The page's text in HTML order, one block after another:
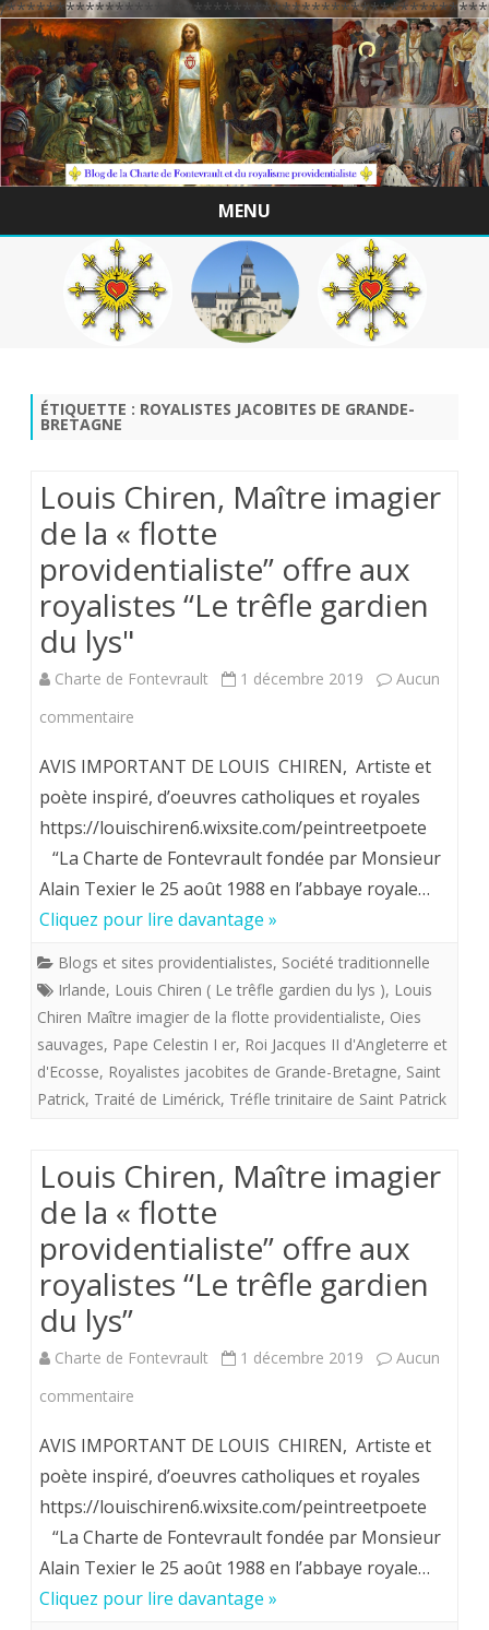
/
MENU
Skip
to
content
ÉTIQUETTE : ROYALISTES JACOBITES DE GRANDE-
BRETAGNE
Louis Chiren, Maître imagier
de la « flotte
providentialiste” offre aux
royalistes “Le trêfle gardien
du lys"
Charte de Fontevrault 1 décembre 2019
Aucun
commentaire
Chiren,
Maître
imagier
«
flotte
offre
royalistes
“Le
trêfle
gardien
lys"
AVIS IMPORTANT DE LOUIS CHIREN, Artiste et
poète inspiré, d’oeuvres catholiques et royales
https://louischiren6.wixsite.com/peintreetpoete
“La Charte de Fontevrault fondée par Monsieur
Alain Texier le 25 août 1988 en l’abbaye royale…
Cliquez pour lire davantage »
Blogs et sites providentialistes, Société traditionnelle
Irlande, Louis Chiren ( Le trêfle gardien du lys ), Louis
Chiren Maître imagier de la flotte providentialiste, Oies
sauvages, Pape Celestin I er, Roi Jacques II d'Angleterre et
d'Ecosse, Royalistes jacobites de Grande-Bretagne, Saint
Patrick, Traité de Limérick, Tréfle trinitaire de Saint Patrick
Louis Chiren, Maître imagier
de la « flotte
providentialiste” offre aux
royalistes “Le trêfle gardien
du lys”
Charte de Fontevrault 1 décembre 2019
Aucun
commentaire
Chiren,
Maître
imagier
AVIS IMPORTANT DE LOUIS CHIREN, Artiste et
poète inspiré, d’oeuvres catholiques et royales
https://louischiren6.wixsite.com/peintreetpoete
“La Charte de Fontevrault fondée par Monsieur
Alain Texier le 25 août 1988 en l’abbaye royale…
Cliquez pour lire davantage »